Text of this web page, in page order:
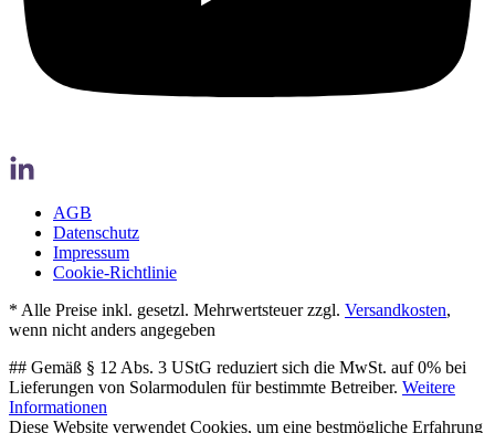
AGB
Datenschutz
Impressum
Cookie-Richtlinie
* Alle Preise inkl. gesetzl. Mehrwertsteuer zzgl. Versandkosten,
wenn nicht anders angegeben
## Gemäß § 12 Abs. 3 UStG reduziert sich die MwSt. auf 0% bei
Lieferungen von Solarmodulen für bestimmte Betreiber. Weitere
Informationen
Diese Website verwendet Cookies, um eine bestmögliche Erfahrung